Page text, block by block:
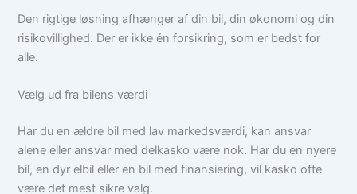
Den rigtige løsning afhænger af din bil, din økonomi og din
risikovillighed. Der er ikke én forsikring, som er bedst for
alle.
Vælg ud fra bilens værdi
Har du en ældre bil med lav markedsværdi, kan ansvar
alene eller ansvar med delkasko være nok. Har du en nyere
bil, en dyr elbil eller en bil med finansiering, vil kasko ofte
være det mest sikre valg.